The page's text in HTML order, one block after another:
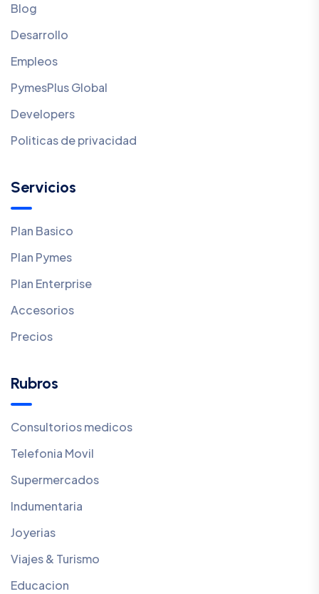
Blog
Desarrollo
Empleos
PymesPlus Global
Developers
Politicas de privacidad
Servicios
Plan Basico
Plan Pymes
Plan Enterprise
Accesorios
Precios
Rubros
Consultorios medicos
Telefonia Movil
Supermercados
Indumentaria
Joyerias
Viajes & Turismo
Educacion